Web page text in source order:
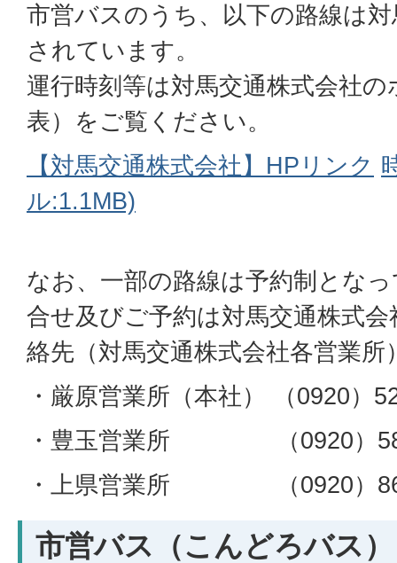
市営バスのうち、以下の路線は
されています。
運行時刻等は対馬交通株式会社
表）をご覧ください。
【対馬交通株式会社】HPリンク
ル:1.1MB)
なお、一部の路線は予約制とな
合せ及びご予約は対馬交通株式
絡先（対馬交通株式会社各営業
・厳原営業所（本社） （0920）
・豊玉営業所 （0920）
・上県営業所 （0920）
市営バス（こんどろバス）